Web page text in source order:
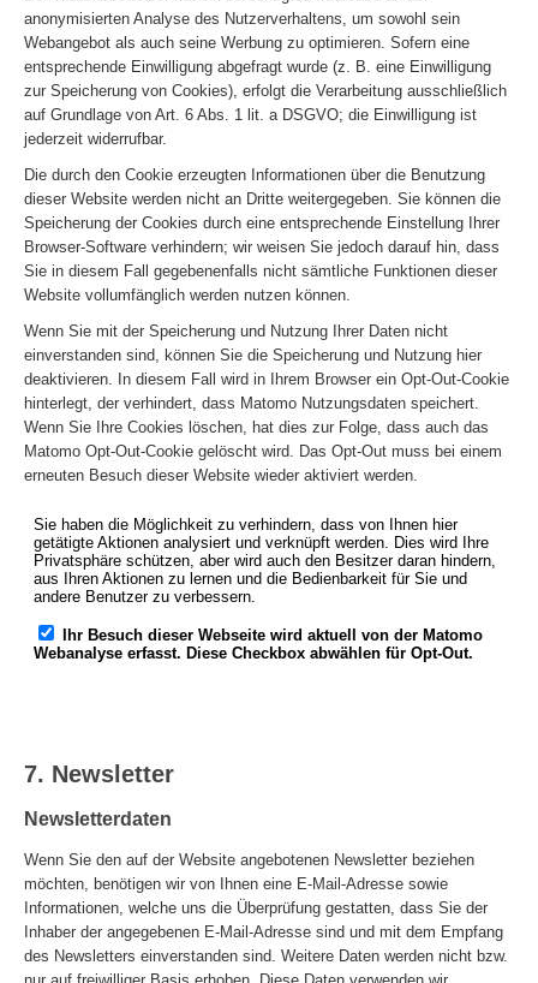
anonymisierten Analyse des Nutzerverhaltens, um sowohl sein
Webangebot als auch seine Werbung zu optimieren. Sofern eine
entsprechende Einwilligung abgefragt wurde (z. B. eine Einwilligung
zur Speicherung von Cookies), erfolgt die Verarbeitung ausschließlich
auf Grundlage von Art. 6 Abs. 1 lit. a DSGVO; die Einwilligung ist
jederzeit widerrufbar.
Die durch den Cookie erzeugten Informationen über die Benutzung
dieser Website werden nicht an Dritte weitergegeben. Sie können die
Speicherung der Cookies durch eine entsprechende Einstellung Ihrer
Browser-Software verhindern; wir weisen Sie jedoch darauf hin, dass
Sie in diesem Fall gegebenenfalls nicht sämtliche Funktionen dieser
Website vollumfänglich werden nutzen können.
Wenn Sie mit der Speicherung und Nutzung Ihrer Daten nicht
einverstanden sind, können Sie die Speicherung und Nutzung hier
deaktivieren. In diesem Fall wird in Ihrem Browser ein Opt-Out-Cookie
hinterlegt, der verhindert, dass Matomo Nutzungsdaten speichert.
Wenn Sie Ihre Cookies löschen, hat dies zur Folge, dass auch das
Matomo Opt-Out-Cookie gelöscht wird. Das Opt-Out muss bei einem
erneuten Besuch dieser Website wieder aktiviert werden.
7. Newsletter
Newsletterdaten
Wenn Sie den auf der Website angebotenen Newsletter beziehen
möchten, benötigen wir von Ihnen eine E-Mail-Adresse sowie
Informationen, welche uns die Überprüfung gestatten, dass Sie der
Inhaber der angegebenen E-Mail-Adresse sind und mit dem Empfang
des Newsletters einverstanden sind. Weitere Daten werden nicht bzw.